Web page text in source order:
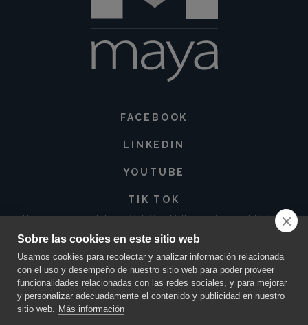
Sobre las cookies en este sitio web
Usamos cookies para recolectar y analizar información relacionada
con el uso y desempeño de nuestro sitio web para poder proveer
funcionalidades relacionadas con las redes sociales, y para mejorar
y personalizar adecuadamente el contenido y publicidad en nuestro
sitio web. Más información
FACEBOOK
LINKEDIN
YOUTUBE
TIK TOK
Corregidora 213 Int. 3-3 Col. San Baltazar, Puebla. México •
72550
contacto@innovacionmaya.mx •249 163 2710